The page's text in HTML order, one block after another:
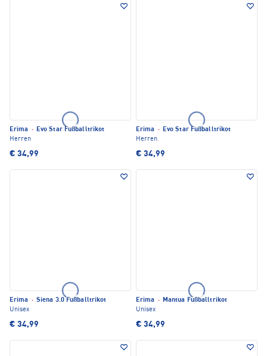
Erima · Evo Star Fußballtrikot
Herren
€ 34,99
Erima · Evo Star Fußballtrikot
Herren
€ 34,99
Erima · Siena 3.0 Fußballtrikot
Unisex
€ 34,99
Erima · Mantua Fußballtrikot
Unisex
€ 34,99